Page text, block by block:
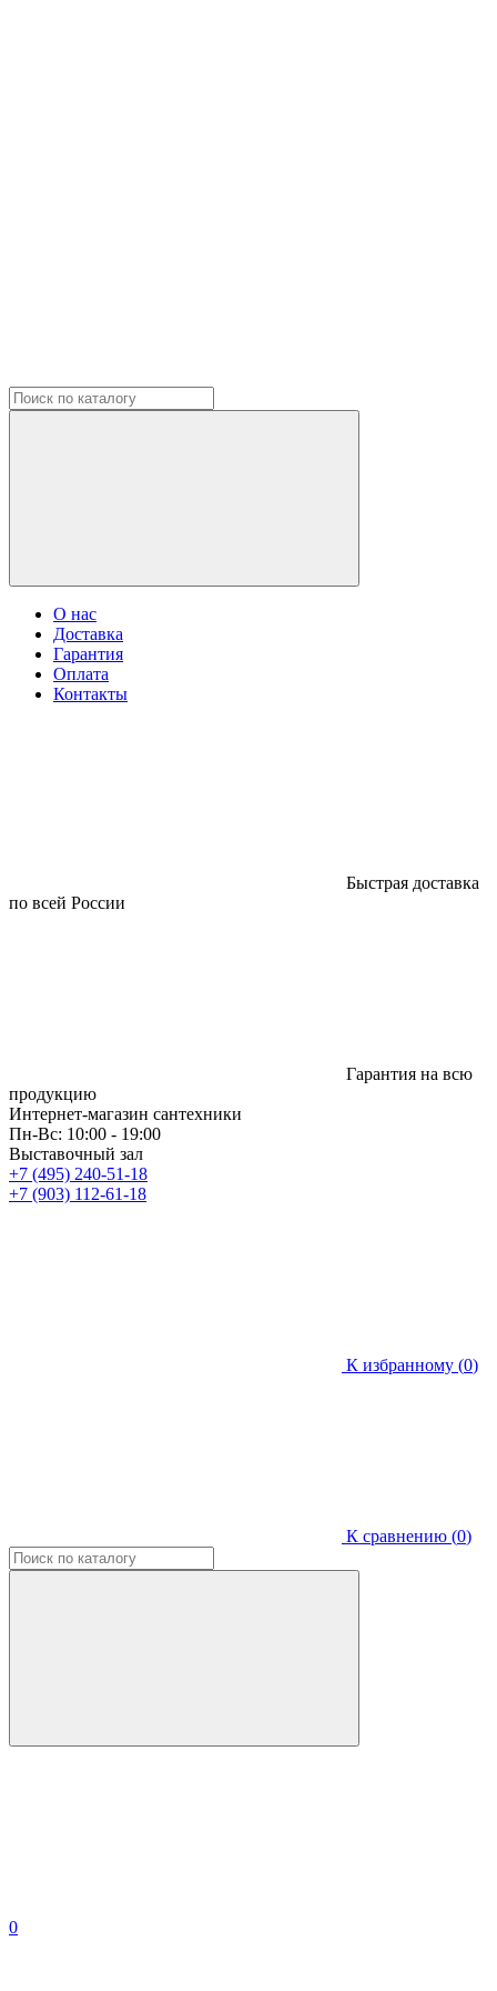
О нас
Доставка
Гарантия
Оплата
Контакты
Быстрая доставка
по всей России
Гарантия на всю
продукцию
Интернет-магазин сантехники
Пн-Вс: 10:00 - 19:00
Выставочный зал
+7 (495) 240-51-18
+7 (903) 112-61-18
К избранному (0)
К сравнению (0)
0